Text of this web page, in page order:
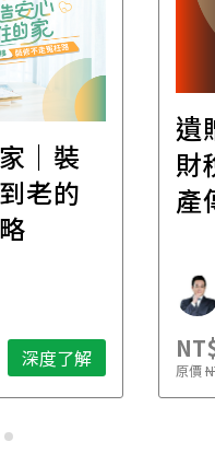
｜裝
老的
深度了解
遺
財
產
原價